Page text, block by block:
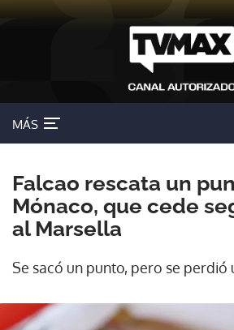
MÁS
Falcao rescata un
Mónaco, que cede
al Marsella
Se sacó un punto, pero se perdió